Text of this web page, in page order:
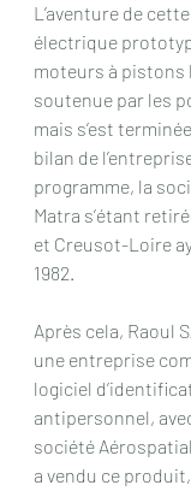
L’aventure de
électrique
moteurs à pistons
soutenue par les
mais s’est
bilan de
programme, la
Matra s’étant
et Creusot-Loire
1982.
Après cela, Raoul
une entreprise
logiciel
antipersonnel,
société
a vendu ce